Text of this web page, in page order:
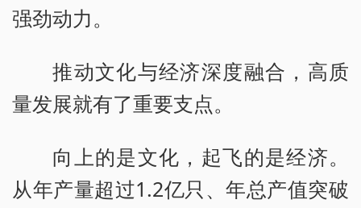
强劲动力。
推动文化与经济深度融合，高质
量发展就有了重要支点。
向上的是文化，起飞的是经济。
从年产量超过1.2亿只、年总产值突破